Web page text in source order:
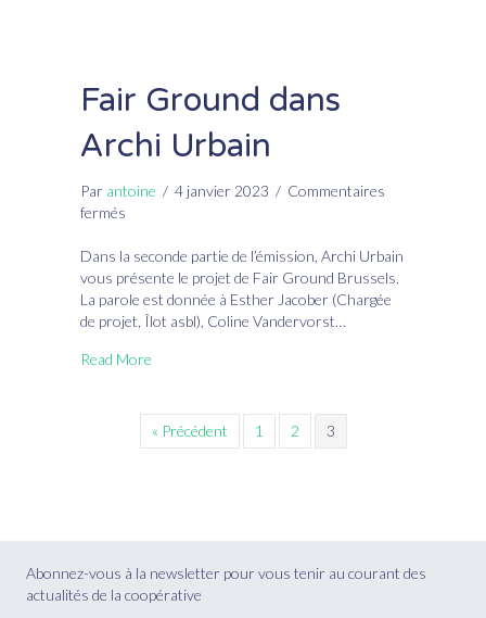
Fair Ground dans
Archi Urbain
Par antoine / 4 janvier 2023 / Commentaires
fermés
Ground
dans
Archi
Urbain
Dans la seconde partie de l’émission, Archi Urbain
vous présente le projet de Fair Ground Brussels.
La parole est donnée à Esther Jacober (Chargée
de projet, Îlot asbl), Coline Vandervorst…
Read More
« Précédent 1 2 3
Abonnez-vous à la newsletter pour vous tenir au courant des
actualités de la coopérative